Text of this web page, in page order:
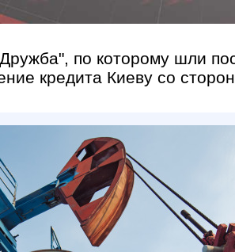
по которому шли
кредита Киеву со